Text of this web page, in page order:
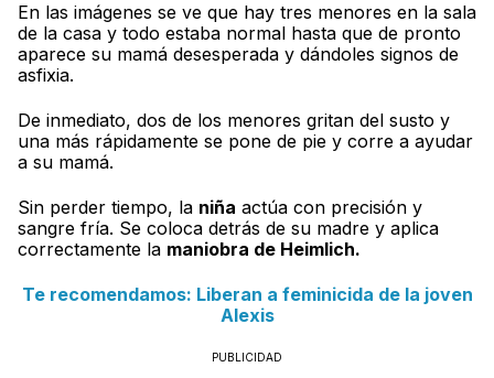
En las imágenes se ve que hay tres menores en la sala
de la casa y todo estaba normal hasta que de pronto
aparece su mamá desesperada y dándoles signos de
asfixia.
De inmediato, dos de los menores gritan del susto y
una más rápidamente se pone de pie y corre a ayudar
a su mamá.
Sin perder tiempo, la niña actúa con precisión y
sangre fría. Se coloca detrás de su madre y aplica
correctamente la maniobra de Heimlich.
Te recomendamos: Liberan a feminicida de la joven
Alexis
PUBLICIDAD